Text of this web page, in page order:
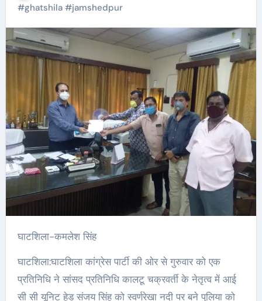
#ghatshila#jamshedpur
घाटशिला-कमलेश सिंह
घाटशिला:घाटशिला कांग्रेस पार्टी की ओर से गुरुवार को एक
प्रतिनिधि ने सांसद प्रतिनिधि कालटू चक्रवर्ती के नेतृत्व में आई
सी सी यूनिट हेड संजय सिंह को स्वर्णरेखा नदी पर बने पुलिया को